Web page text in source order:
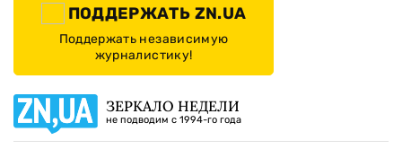
ПОДДЕРЖАТЬ ZN.UA
Поддержать независимую
журналистику!
ЗЕРКАЛО НЕДЕЛИ
не подводим с 1994-го года